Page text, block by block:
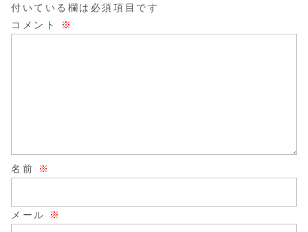
付いている欄は必須項目です
コメント
※
名前 ※
メール ※